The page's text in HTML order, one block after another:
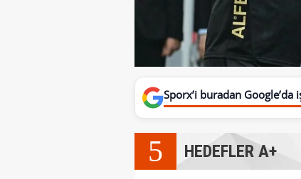
Sporx’i buradan
5 HEDEFLER A+